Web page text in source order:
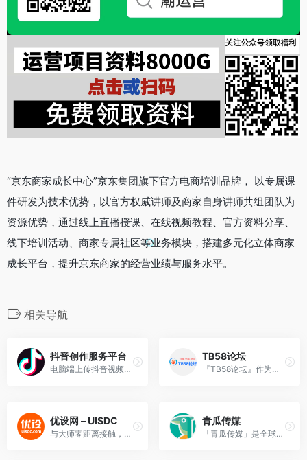
“京东商家成长中心”京东集团旗下官方电商培训品牌， 以专属课
件研发为技术优势，以官方权威讲师及商家自身讲师共组团队为
资源优势，通过线上直播授课、在线视频教程、官方资料分享、
线下培训活动、商家专属社区等业务模块，搭建多元化立体商家
成长平台，提升京东商家的经营业绩与服务水平。
相关导航
抖音创作服务平台
电脑端上传抖音视频，抖音创作服务平台是抖音创作者的专属服务平台。
TB58论坛
『TB58论坛』作为淘宝卖家社区交流论坛首页,为您免费分享淘宝卖家如何开店运营推广,淘宝如何打造爆款方法步骤,淘宝如何刷改销量,淘宝黑搜,直通车黑车等相关技巧技术教程,资源,工具！
优设网 – UISDC
与大师零距离接触，一线设计师、总监的干货分享地
青瓜传媒
「青瓜传媒」是全球移动互联网运营推广学习平台！